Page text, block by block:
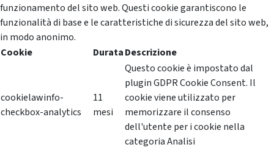
funzionamento del sito web. Questi cookie garantiscono le
funzionalità di base e le caratteristiche di sicurezza del sito web,
in modo anonimo.
Cookie
DurataDescrizione
cookielawinfo-
checkbox-analytics
11
mesi
Questo cookie è impostato dal
plugin GDPR Cookie Consent. Il
cookie viene utilizzato per
memorizzare il consenso
dell'utente per i cookie nella
categoria Analisi